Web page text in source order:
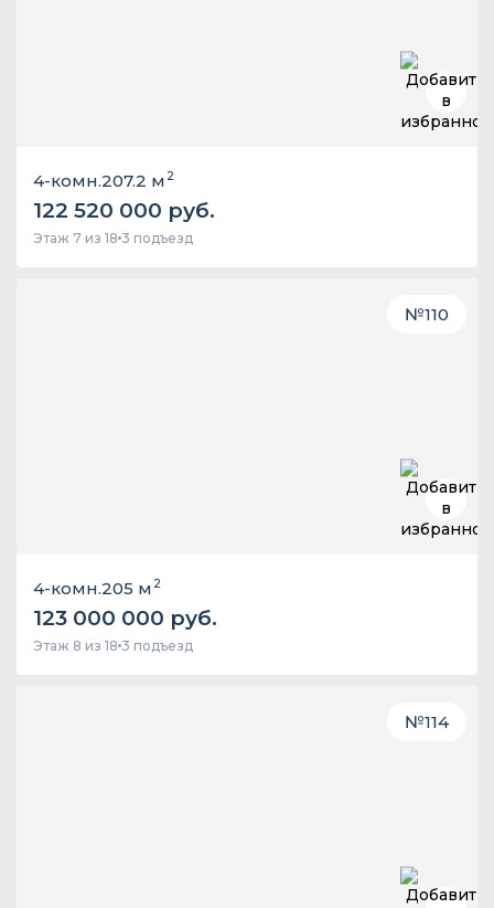
4-комн.207.2 м 2
122 520 000 руб.
Этаж 7 из 18 3 подъезд
№110
4-комн.205 м 2
123 000 000 руб.
Этаж 8 из 18 3 подъезд
№114